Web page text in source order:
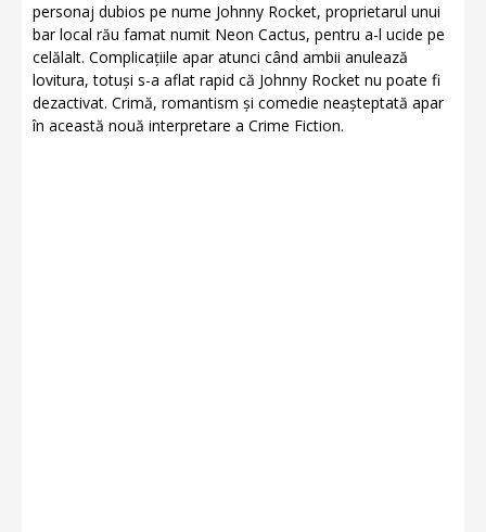
personaj dubios pe nume Johnny Rocket, proprietarul unui
bar local rău famat numit Neon Cactus, pentru a-l ucide pe
celălalt. Complicațiile apar atunci când ambii anulează
lovitura, totuși s-a aflat rapid că Johnny Rocket nu poate fi
dezactivat. Crimă, romantism și comedie neașteptată apar
în această nouă interpretare a Crime Fiction.